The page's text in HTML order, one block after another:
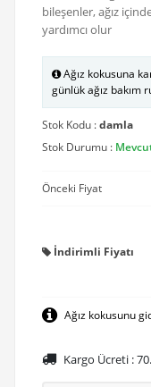
bileşenler, ağız
yardımcı olur
Ağız kokusuna
günlük ağız bakım
Stok Kodu :damla
Stok Durumu :
Önceki Fiyat
İndirimli Fiyatı
Ağız kokusunu
Kargo Ücreti :